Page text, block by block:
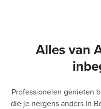
Alles van
Professionelen genieten
die je nergens anders in